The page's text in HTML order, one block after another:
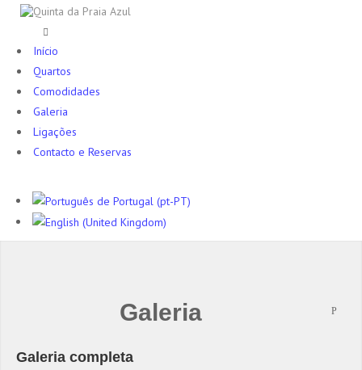
Início
Quartos
Comodidades
Galeria
Ligações
Contacto e Reservas
Galeria
Galeria completa